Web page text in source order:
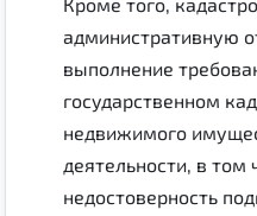
Кроме того,
административную
выполнение
государственном
недвижимого
деятельности, в том
недостоверность